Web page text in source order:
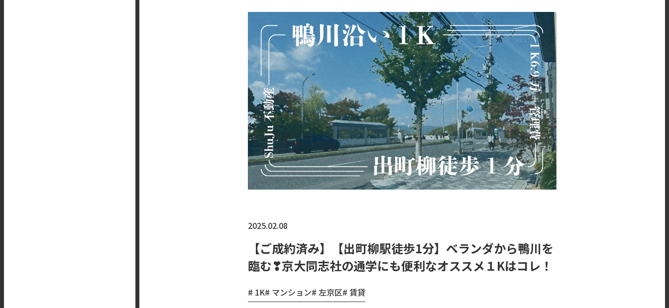
2025.02.08
【ご成約済み】【出町柳駅徒歩1分】ベランダから鴨川を
臨む❣京大同志社の通学にも便利なオススメ１Kはコレ！
1K マンション 左京区 賃貸